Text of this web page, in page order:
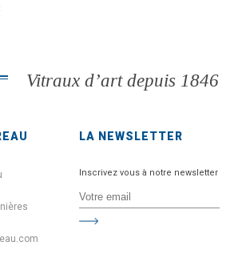
Vitraux d’art depuis 1846
LA NEWSLETTER
Inscrivez vous à notre newsletter